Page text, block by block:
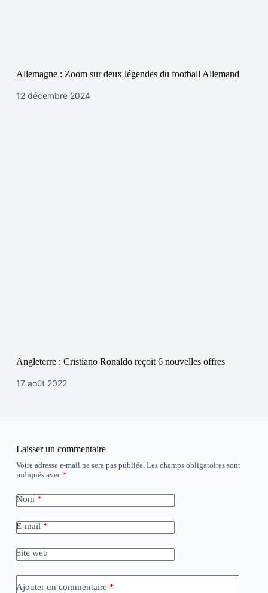
Allemagne : Zoom sur deux légendes du football Allemand
12 décembre 2024
Angleterre : Cristiano Ronaldo reçoit 6 nouvelles offres
17 août 2022
Laisser un commentaire
Votre adresse e-mail ne sera pas publiée. Les champs obligatoires sont
indiqués avec *
Nom *
E-mail *
Site web
Ajouter un commentaire *